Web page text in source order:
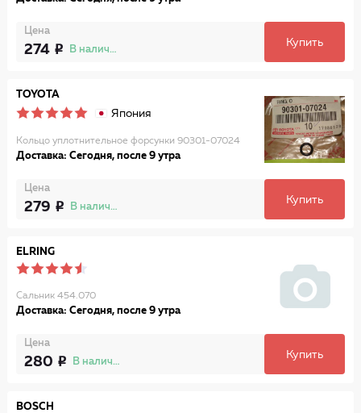
Цена
274 В наличии
Купить
TOYOTA
Япония
Кольцо уплотнительное форсунки 90301-07024
Доставка: Сегодня, после 9 утра
Цена
279 В наличии
Купить
ELRING
Сальник 454.070
Доставка: Сегодня, после 9 утра
Цена
280 В наличии
Купить
BOSCH